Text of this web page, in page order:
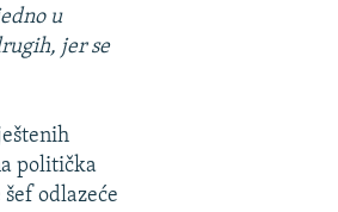
u
jer se
politička
odlazeće